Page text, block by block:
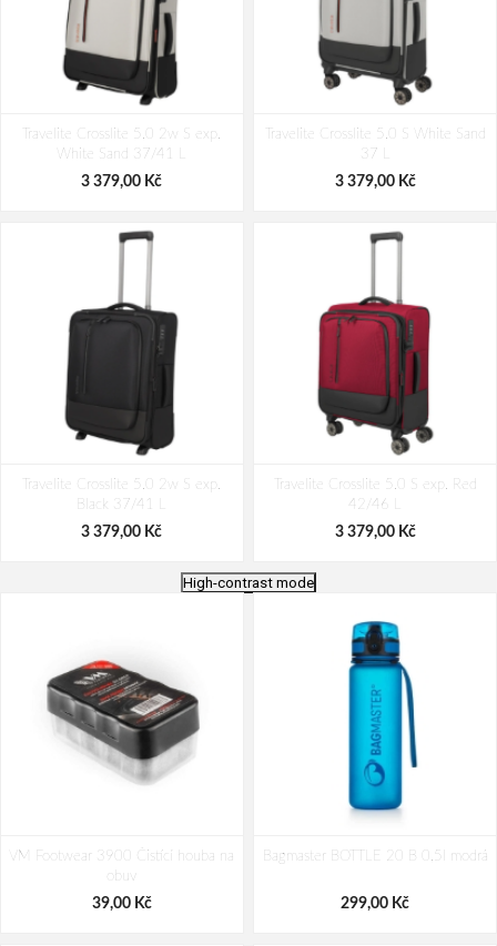
Travelite Crosslite 5.0 2w S exp.
White Sand 37/41 L
3 379,00 Kč
Travelite Crosslite 5.0 S White Sand
37 L
3 379,00 Kč
Travelite Crosslite 5.0 2w S exp.
Black 37/41 L
3 379,00 Kč
Travelite Crosslite 5.0 S exp. Red
42/46 L
3 379,00 Kč
42/46 L
3 379,00 Kč
High-contrast mode
VM Footwear 3900 Čistící houba na
obuv
39,00 Kč
Bagmaster BOTTLE 20 B 0,5l modrá
299,00 Kč